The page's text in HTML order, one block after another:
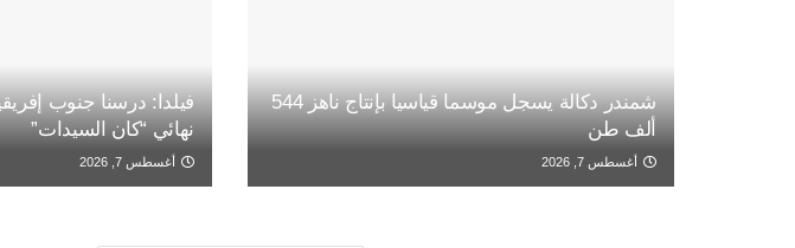
شمندر دكالة يسجل موسما قياسيا بإنتاج ناهز 544
ألف طن
أغسطس 7, 2026
فيلدا: درسنا جنوب
نهائي “كان السيدات”
أغسطس 7, 2026